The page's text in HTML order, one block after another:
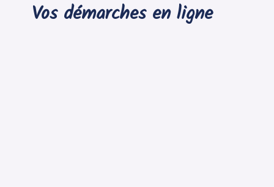
Vos démarches en ligne